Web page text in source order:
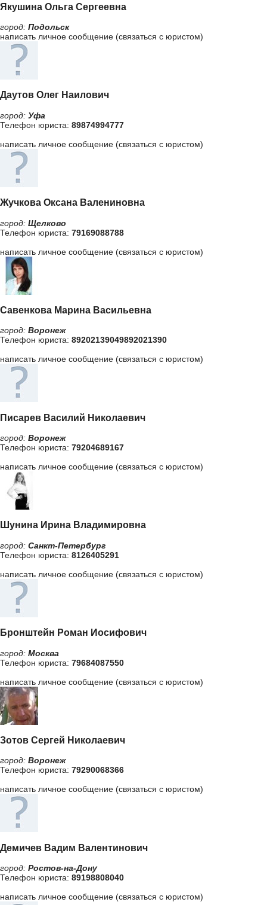
Якушина Ольга Сергеевна
город: Подольск
написать личное сообщение (связаться с юристом)
Даутов Олег Наилович
город: Уфа
Телефон юриста: 89874994777
написать личное сообщение (связаться с юристом)
Жучкова Оксана Валениновна
город: Щелково
Телефон юриста: 79169088788
написать личное сообщение (связаться с юристом)
Савенкова Марина Васильевна
город: Воронеж
Телефон юриста: 89202139049892021390
написать личное сообщение (связаться с юристом)
Писарев Василий Николаевич
город: Воронеж
Телефон юриста: 79204689167
написать личное сообщение (связаться с юристом)
Шунина Ирина Владимировна
город: Санкт-Петербург
Телефон юриста: 8126405291
написать личное сообщение (связаться с юристом)
Бронштейн Роман Иосифович
город: Москва
Телефон юриста: 79684087550
написать личное сообщение (связаться с юристом)
Зотов Сергей Николаевич
город: Воронеж
Телефон юриста: 79290068366
написать личное сообщение (связаться с юристом)
Демичев Вадим Валентинович
город: Ростов-на-Дону
Телефон юриста: 89198808040
написать личное сообщение (связаться с юристом)